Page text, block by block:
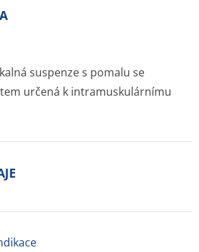
suspenze s pomalu se
určená k intramuskulárnímu